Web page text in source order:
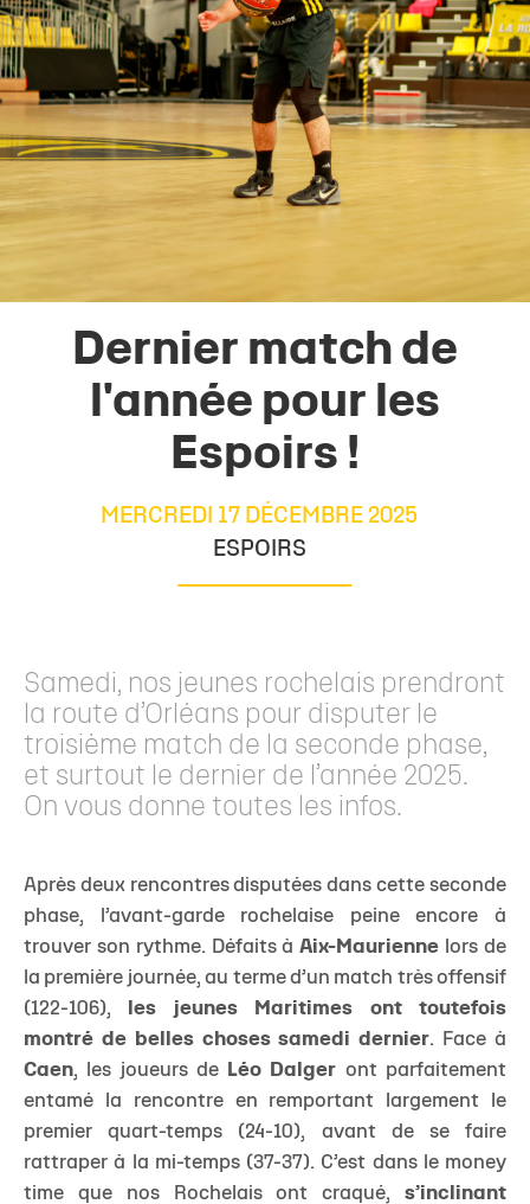
Dernier match de
l'année pour les
Espoirs !
MERCREDI 17 DÉCEMBRE 2025
ESPOIRS
Samedi, nos jeunes rochelais prendront
la route d’Orléans pour disputer le
troisième match de la seconde phase,
et surtout le dernier de l’année 2025.
On vous donne toutes les infos.
Après deux rencontres disputées dans cette seconde
phase, l’avant-garde rochelaise peine encore à
trouver son rythme. Défaits àAix-Maurienne lors de
la première journée, au terme d’un match très offensif
(122-106),
les jeunes Maritimes ont toutefois
montré de belles choses samedi dernier. Face à
Caen, les joueurs de Léo Dalger ont parfaitement
entamé la rencontre en remportant largement le
premier quart-temps (24-10), avant de se faire
rattraper à la mi-temps (37-37). C’est dans le money
time que nos Rochelais ont craqué, s’inclinant